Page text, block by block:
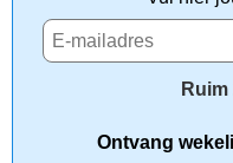
Ruim
Ontvang